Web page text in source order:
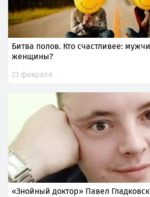
Битва полов. Кто счастливее:
женщины?
23 февраля
«Знойный доктор» Павел